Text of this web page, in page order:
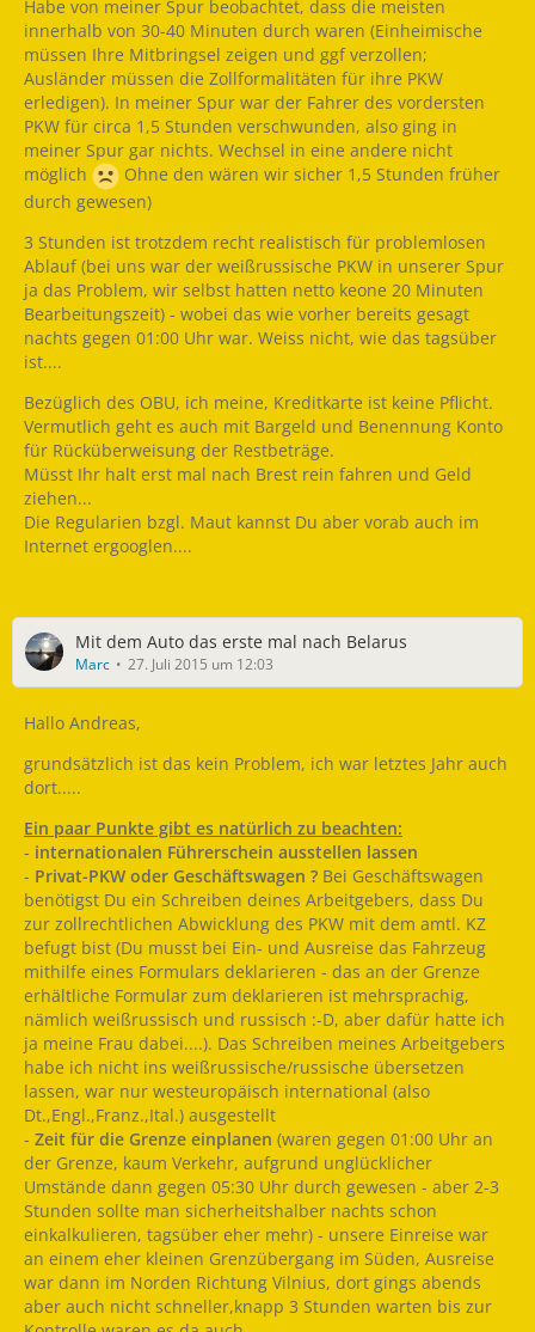
Habe von meiner Spur beobachtet, dass die meisten
innerhalb von 30-40 Minuten durch waren (Einheimische
müssen Ihre Mitbringsel zeigen und ggf verzollen;
Ausländer müssen die Zollformalitäten für ihre PKW
erledigen). In meiner Spur war der Fahrer des vordersten
PKW für circa 1,5 Stunden verschwunden, also ging in
meiner Spur gar nichts. Wechsel in eine andere nicht
möglich
Ohne den wären wir sicher 1,5 Stunden früher
durch gewesen)
3 Stunden ist trotzdem recht realistisch für problemlosen
Ablauf (bei uns war der weißrussische PKW in unserer Spur
ja das Problem, wir selbst hatten netto keone 20 Minuten
Bearbeitungszeit) - wobei das wie vorher bereits gesagt
nachts gegen 01:00 Uhr war. Weiss nicht, wie das tagsüber
ist....
Bezüglich des OBU, ich meine, Kreditkarte ist keine Pflicht.
Vermutlich geht es auch mit Bargeld und Benennung Konto
für Rücküberweisung der Restbeträge.
Müsst Ihr halt erst mal nach Brest rein fahren und Geld
ziehen...
Die Regularien bzgl. Maut kannst Du aber vorab auch im
Internet ergooglen....
Mit dem Auto das erste mal nach Belarus
Marc 27. Juli 2015 um 12:03
Hallo Andreas,
grundsätzlich ist das kein Problem, ich war letztes Jahr auch
dort.....
Ein paar Punkte gibt es natürlich zu beachten:
- internationalen Führerschein ausstellen lassen
- Privat-PKW oder Geschäftswagen ? Bei Geschäftswagen
benötigst Du ein Schreiben deines Arbeitgebers, dass Du
zur zollrechtlichen Abwicklung des PKW mit dem amtl. KZ
befugt bist (Du musst bei Ein- und Ausreise das Fahrzeug
mithilfe eines Formulars deklarieren - das an der Grenze
erhältliche Formular zum deklarieren ist mehrsprachig,
nämlich weißrussisch und russisch :-D, aber dafür hatte ich
ja meine Frau dabei....). Das Schreiben meines Arbeitgebers
habe ich nicht ins weißrussische/russische übersetzen
lassen, war nur westeuropäisch international (also
Dt.,Engl.,Franz.,Ital.) ausgestellt
- Zeit für die Grenze einplanen (waren gegen 01:00 Uhr an
der Grenze, kaum Verkehr, aufgrund unglücklicher
Umstände dann gegen 05:30 Uhr durch gewesen - aber 2-3
Stunden sollte man sicherheitshalber nachts schon
einkalkulieren, tagsüber eher mehr) - unsere Einreise war
an einem eher kleinen Grenzübergang im Süden, Ausreise
war dann im Norden Richtung Vilnius, dort gings abends
aber auch nicht schneller,knapp 3 Stunden warten bis zur